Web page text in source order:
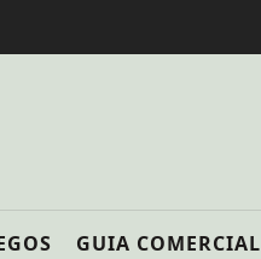
GUIA COMERCIAL